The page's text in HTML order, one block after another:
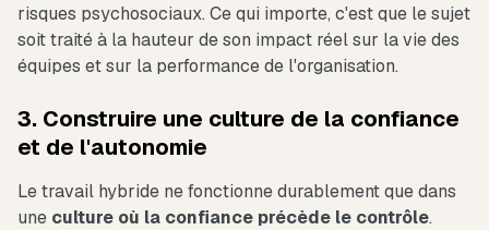
risques psychosociaux. Ce qui importe, c'est que le sujet
soit traité à la hauteur de son impact réel sur la vie des
équipes et sur la performance de l'organisation.
3. Construire une culture de la confiance
et de l'autonomie
Le travail hybride ne fonctionne durablement que dans
une culture où la confiance précède le contrôle.